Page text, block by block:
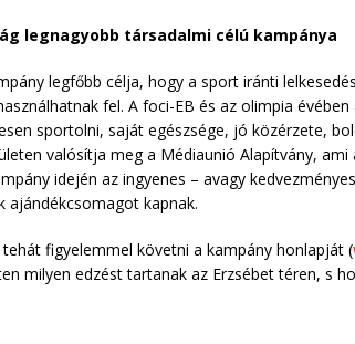
legnagyobb társadalmi célú kampánya
legfőbb célja, hogy a sport iránti
fel. A foci-EB és az olimpia
sportolni, saját egészsége, jó közérzete,
valósítja meg a Médiaunió Alapítvány,
idején az ingyenes – avagy
ajándékcsomagot kapnak.
tehát figyelemmel követni a kampány honlapját (
milyen edzést tartanak az Erzsébet téren, s